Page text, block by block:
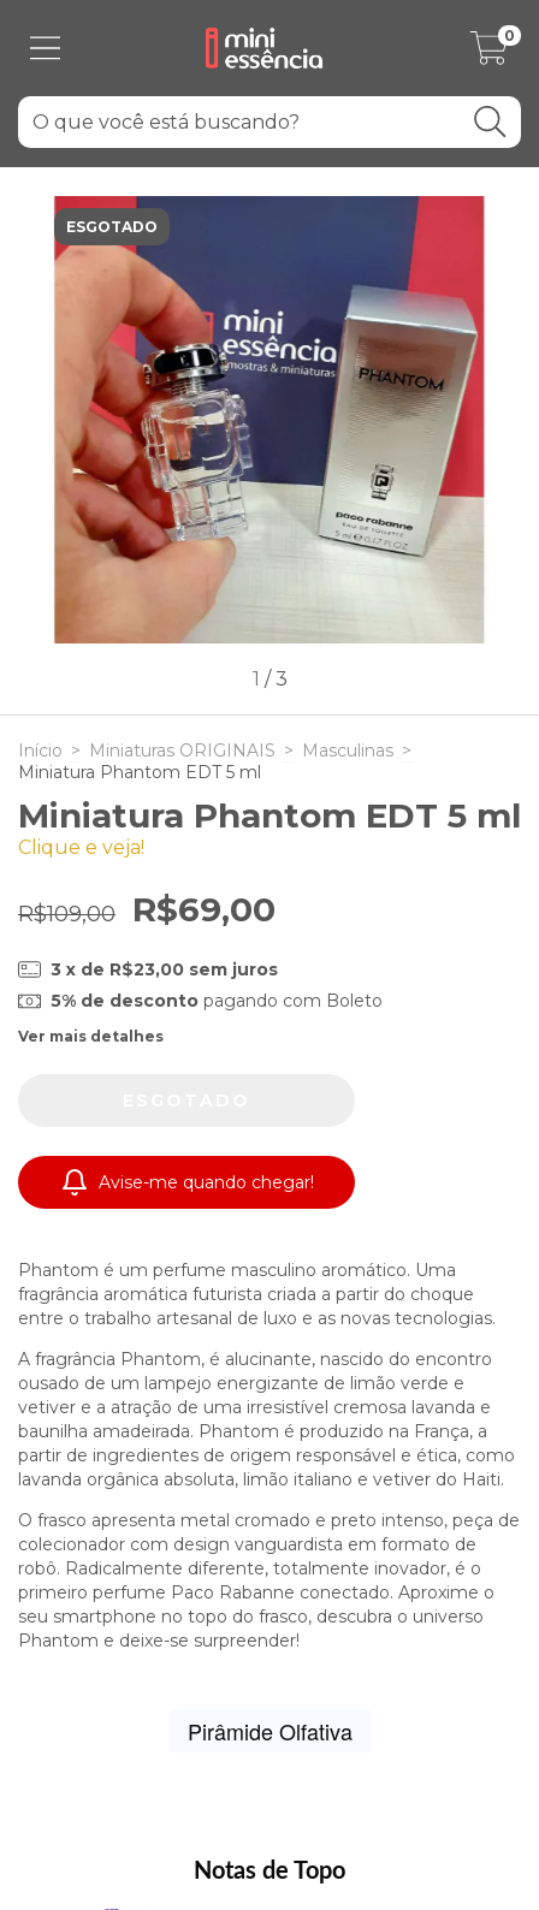
0
ESGOTADO
1 /3
Início > Miniaturas ORIGINAIS > Masculinas >
Miniatura Phantom EDT 5 ml
Miniatura Phantom EDT 5 ml
Clique e veja!
R$109,00 R$69,00
3 x de R$23,00 sem juros
5% de descontopagando com Boleto
Ver mais detalhes
Avise-me quando chegar!
Phantom é um perfume masculino aromático. Uma
fragrância aromática futurista criada a partir do choque
entre o trabalho artesanal de luxo e as novas tecnologias.
A fragrância Phantom, é alucinante, nascido do encontro
ousado de um lampejo energizante de limão verde e
vetiver e a atração de uma irresistível cremosa lavanda e
baunilha amadeirada. Phantom é produzido na França, a
partir de ingredientes de origem responsável e ética, como
lavanda orgânica absoluta, limão italiano e vetiver do Haiti.
O frasco apresenta metal cromado e preto intenso, peça de
colecionador com design vanguardista em formato de
robô. Radicalmente diferente, totalmente inovador, é o
primeiro perfume Paco Rabanne conectado. Aproxime o
seu smartphone no topo do frasco, descubra o universo
Phantom e deixe-se surpreender!
Pirâmide Olfativa
Notas de Topo